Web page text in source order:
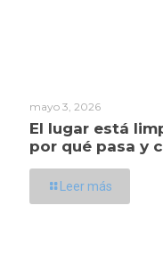
mayo 3, 2026
El lugar está
por qué pasa y
Leer más